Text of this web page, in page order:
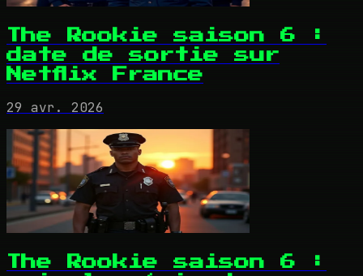
The Rookie saison 6 :
date de sortie sur
Netflix France
29 avr. 2026
The Rookie saison 6 :